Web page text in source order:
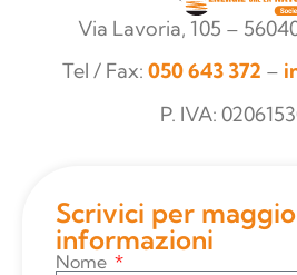
Via Lavoria, 105 –
Tel / Fax: 050 643 372 –
P. IVA:
Scrivici per
informazioni
Nome